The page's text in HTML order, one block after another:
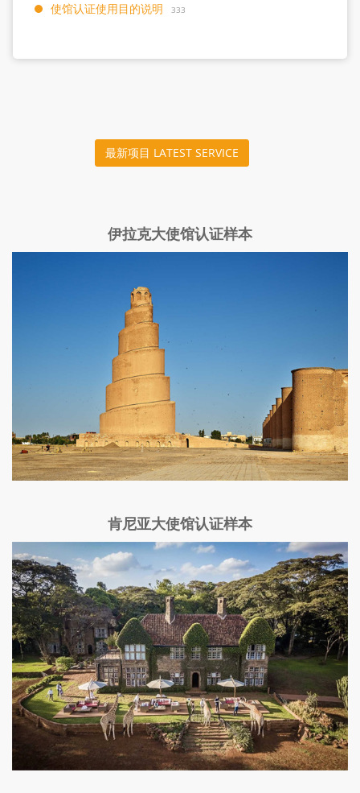
使馆认证使用目的说明 333
最新项目 LATEST SERVICE
伊拉克大使馆认证样本
肯尼亚大使馆认证样本